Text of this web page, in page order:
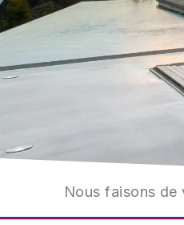
Nous faisons de